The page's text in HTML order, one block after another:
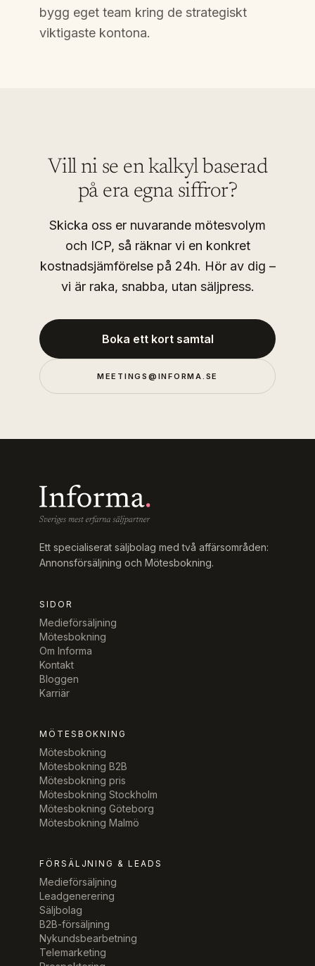
bygg eget team kring de strategiskt
viktigaste kontona.
Vill ni se en kalkyl baserad
på era egna siffror?
Skicka oss er nuvarande mötesvolym
och ICP, så räknar vi en konkret
kostnadsjämförelse på 24h. Hör av dig –
vi är raka, snabba, utan säljpress.
Boka ett kort samtal
MEETINGS@INFORMA.SE
Ett specialiserat säljbolag med två affärsområden:
Annonsförsäljning och Mötesbokning.
SIDOR
Medieförsäljning
Mötesbokning
Om Informa
Kontakt
Bloggen
Karriär
MÖTESBOKNING
Mötesbokning
Mötesbokning B2B
Mötesbokning pris
Mötesbokning Stockholm
Mötesbokning Göteborg
Mötesbokning Malmö
FÖRSÄLJNING & LEADS
Medieförsäljning
Leadgenerering
Säljbolag
B2B-försäljning
Nykundsbearbetning
Telemarketing